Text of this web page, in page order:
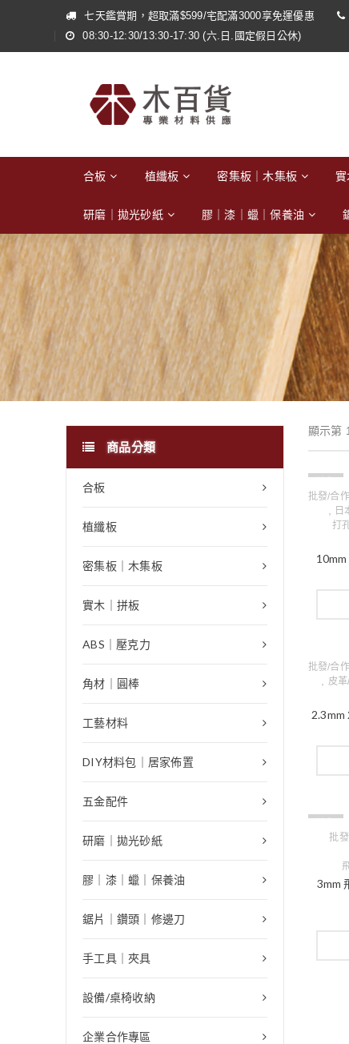
七天鑑賞期，超取滿$599/宅配滿3000享免運優惠
08:30-12:30/13:30-17:30 (六.日.國定假日公休)
合板 植纖板 密集板｜木集板 實
研磨｜拋光砂紙 膠｜漆｜蠟｜保養油
商品分類
合板
植纖板
密集板｜木集板
實木｜拼板
ABS｜壓克力
角材｜圓棒
工藝材料
DIY材料包｜居家佈置
五金配件
研磨｜拋光砂紙
膠｜漆｜蠟｜保養油
鋸片｜鑽頭｜修邊刀
手工具｜夾具
設備/桌椅收納
企業合作專區
顯示第
批發/合作
日
打
批發/合作
皮
2.3mm
批
3mm